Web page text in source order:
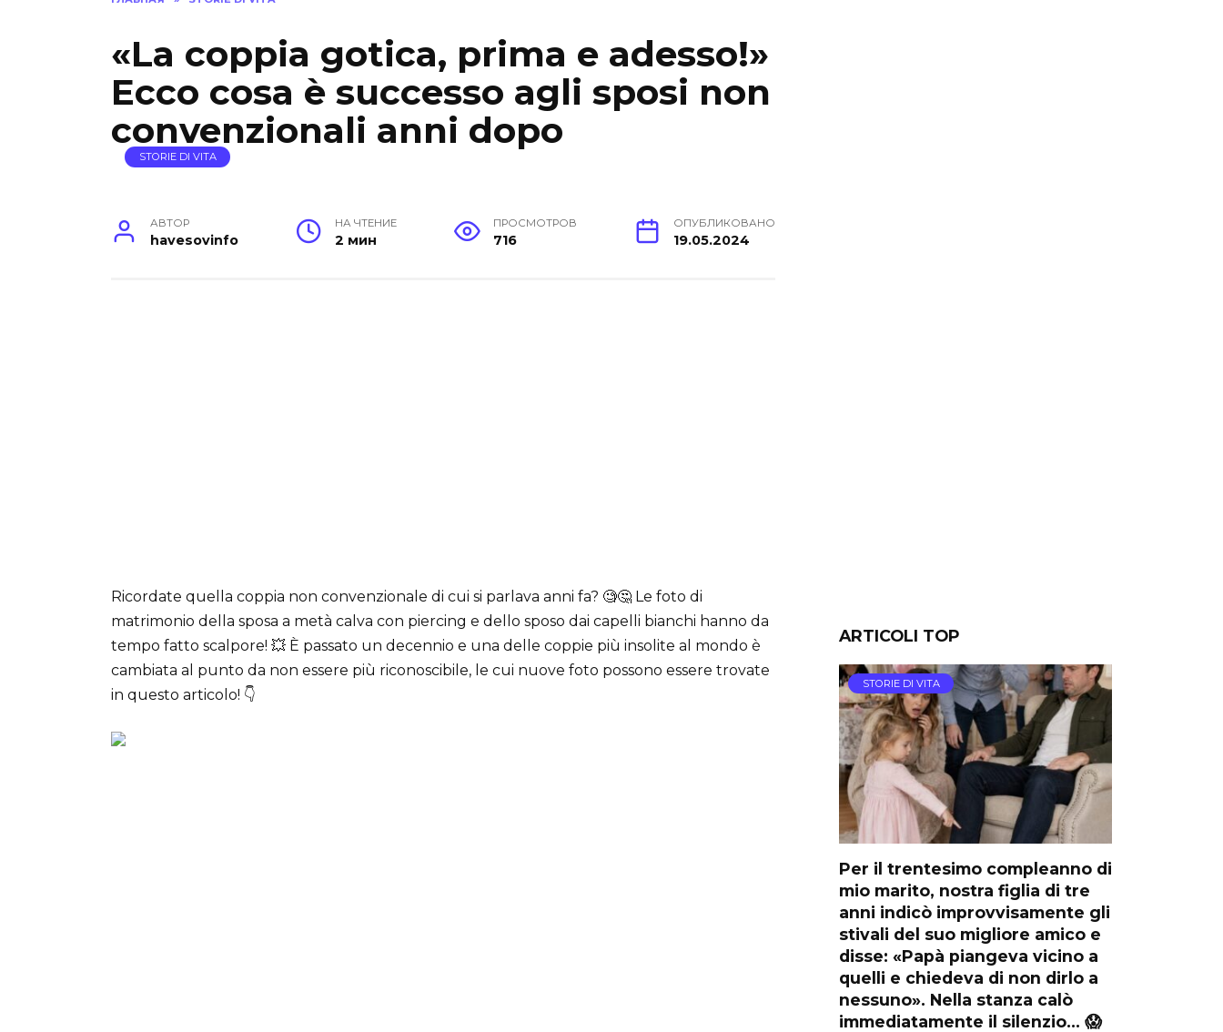
«La coppia gotica, prima e adesso!»
Ecco cosa è successo agli sposi non
convenzionali anni dopo
STORIE DI VITA
АВТОР
havesovinfo
НА ЧТЕНИЕ
2 мин
ПРОСМОТРОВ
716
ОПУБЛИКОВАНО
19.05.2024
Ricordate quella coppia non convenzionale di cui si parlava anni fa? 🧐🤔 Le foto di
matrimonio della sposa a metà calva con piercing e dello sposo dai capelli bianchi hanno da
tempo fatto scalpore! 💥 È passato un decennio e una delle coppie più insolite al mondo è
cambiata al punto da non essere più riconoscibile, le cui nuove foto possono essere trovate
in questo articolo! 👇
ARTICOLI TOP
STORIE DI VITA
Per il trentesimo compleanno di
mio marito, nostra figlia di tre
anni indicò improvvisamente gli
stivali del suo migliore amico e
disse: «Papà piangeva vicino a
quelli e chiedeva di non dirlo a
nessuno». Nella stanza calò
immediatamente il silenzio… 😱